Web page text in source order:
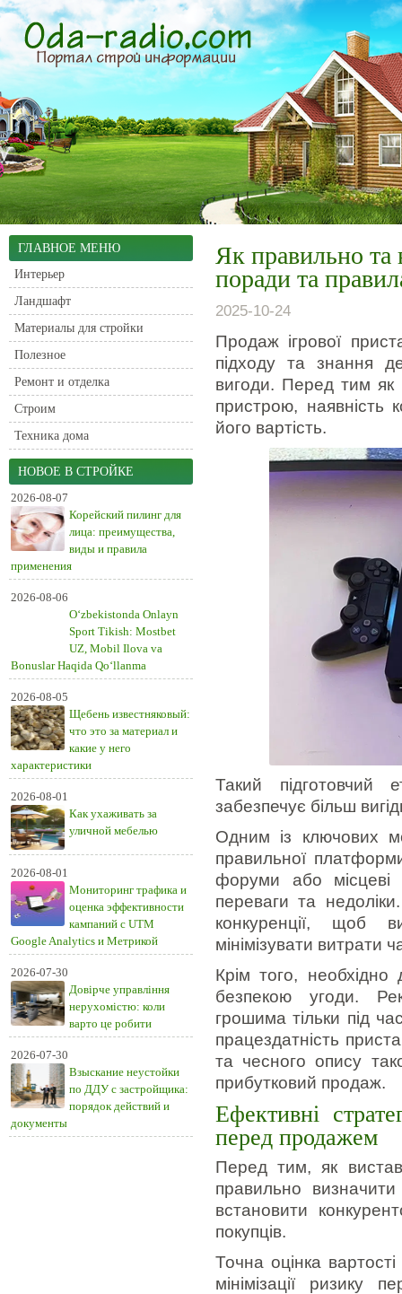
ГЛАВНОЕ МЕНЮ
Интерьер
Ландшафт
Материалы для стройки
Полезное
Ремонт и отделка
Строим
Техника дома
НОВОЕ В СТРОЙКЕ
2026-08-07
Корейский пилинг для
лица: преимущества,
виды и правила
применения
2026-08-06
O‘zbekistonda Onlayn
Sport Tikish: Mostbet
UZ, Mobil Ilova va
Bonuslar Haqida Qo‘llanma
2026-08-05
Щебень известняковый:
что это за материал и
какие у него
характеристики
2026-08-01
Как ухаживать за
уличной мебелью
2026-08-01
Мониторинг трафика и
оценка эффективности
кампаний с UTM
Google Analytics и Метрикой
2026-07-30
Довірче управління
нерухомістю: коли
варто це робити
2026-07-30
Взыскание неустойки
по ДДУ с застройщика:
порядок действий и
документы
Як правильно та
поради та
2025-10-24
Продаж ігрової
підходу та знання
вигоди. Перед тим як
пристрою, наявність
його вартість.
Такий підготовчий
забезпечує більш
Одним із ключових
правильної
форуми або місцеві
переваги та
конкуренції, щоб
мінімізувати витрати
Крім того,
безпекою угоди.
грошима тільки під
працездатність
та чесного опису
прибутковий продаж.
Ефективні
перед продажем
Перед тим, як
правильно
встановити
покупців.
Точна оцінка
мінімізації ризику